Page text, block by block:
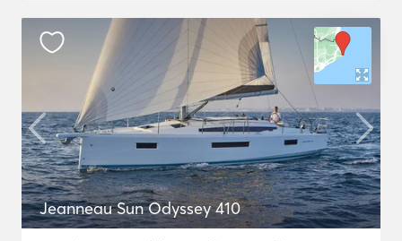
Jeanneau Sun Odyssey 410